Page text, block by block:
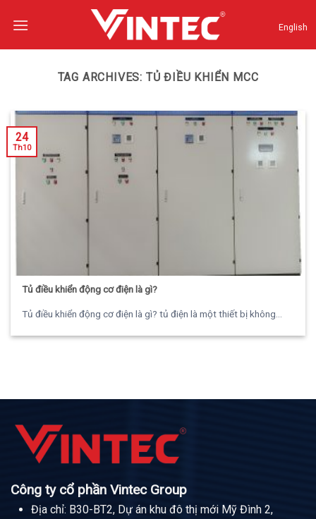
English
TAG ARCHIVES: TỦ ĐIỀU KHIỂN MCC
Tủ điều khiển động cơ điện là gì?
Tủ điều khiển động cơ điện là gì? tủ điện là một thiết bị không...
24
Th10
Công ty cổ phần Vintec Group
Địa chỉ: B30-BT2, Dự án khu đô thị mới Mỹ Đình 2,